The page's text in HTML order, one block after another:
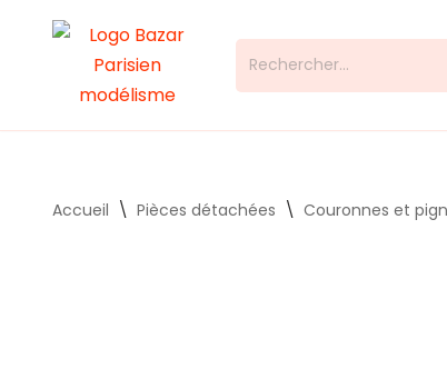
Accueil \ Pièces détachées \ Couronnes et